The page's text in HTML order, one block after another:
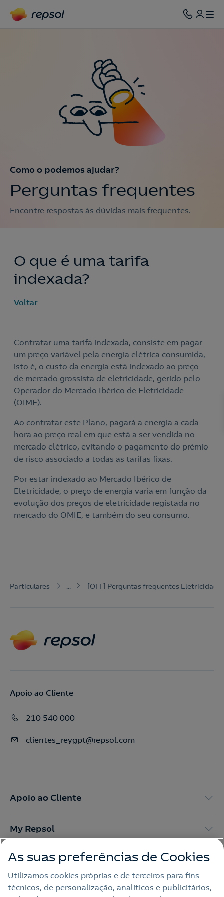
Como o podemos ajudar?
Perguntas frequentes
Encontre respostas às dúvidas mais frequentes.
O que é uma tarifa
indexada?
Voltar
Contratar uma tarifa indexada, consiste em pagar
um preço variável pela energia elétrica consumida,
isto é, o custo da energia está indexado ao preço
de mercado grossista de eletricidade, gerido pelo
Operador do Mercado Ibérico de Eletricidade
(OIME).
Ao contratar este Plano, pagará a energia a cada
hora ao preço real em que está a ser vendida no
mercado elétrico, evitando o pagamento do prémio
de risco associado a todas as tarifas fixas.
Por estar indexado ao Mercado Ibérico de
Eletricidade, o preço de energia varia em função da
evolução dos preços de eletricidade registada no
mercado do OMIE, e também do seu consumo.
Particulares ... [OFF] Perguntas frequentes Eletricidade
Apoio ao Cliente
210 540 000
clientes_reygpt@repsol.com
Apoio ao Cliente
My Repsol
Outras Energias
Links Úteis
As suas preferências de Cookies
Utilizamos cookies próprias e de terceiros para fins
técnicos, de personalização, analíticos e publicitários,